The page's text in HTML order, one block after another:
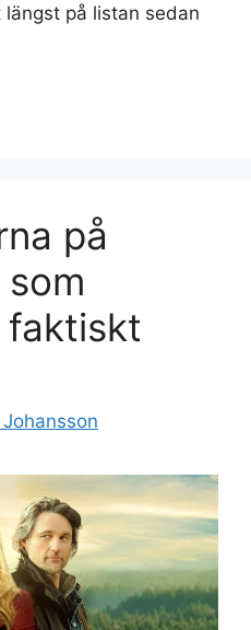
på listan sedan
på
faktiskt